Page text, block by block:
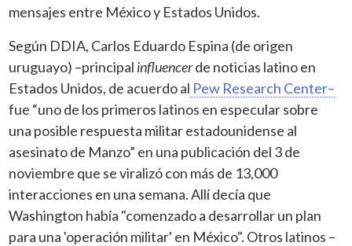
mensajes entre México y Estados Unidos.
Según DDIA, Carlos Eduardo Espina (de origen
uruguayo) –principal influencerde noticias latino en
Estados Unidos, de acuerdo al Pew Research Center–
fue “uno de los primeros latinos en especular sobre
una posible respuesta militar estadounidense al
asesinato de Manzo” en una publicación del 3 de
noviembre que se viralizó con más de 13,000
interacciones en una semana. Allí decía que
Washington había "comenzado a desarrollar un plan
para una 'operación militar' en México". Otros latinos –